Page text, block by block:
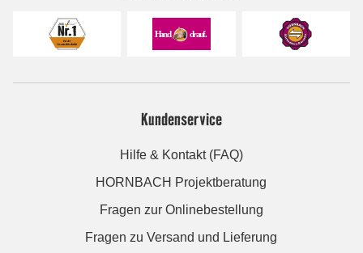
Kundenservice
Hilfe & Kontakt (FAQ)
HORNBACH Projektberatung
Fragen zur Onlinebestellung
Fragen zu Versand und Lieferung